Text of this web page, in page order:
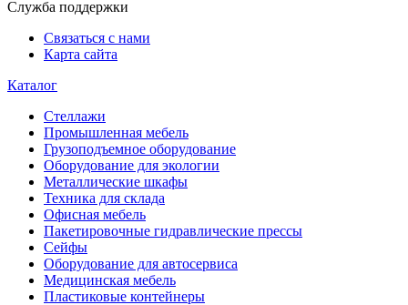
Служба поддержки
Связаться с нами
Карта сайта
Каталог
Стеллажи
Промышленная мебель
Грузоподъемное оборудование
Оборудование для экологии
Металлические шкафы
Техника для склада
Офисная мебель
Пакетировочные гидравлические прессы
Сейфы
Оборудование для автосервиса
Медицинская мебель
Пластиковые контейнеры